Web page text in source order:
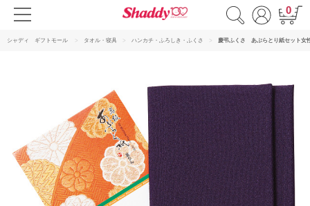
0
シャディ ギフトモール タオル・寝具 ハンカチ・ふろしき・ふくさ 慶弔ふくさ あぶらとり紙セット女